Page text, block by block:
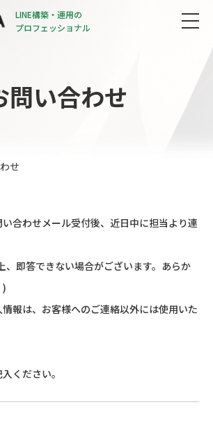
LINE構築・運用の
プロフェッショナル
問い合わせ
せ
い合わせメール受付後、近日中に担当より連
即答できない場合がございます。あらか
)
情報は、お客様へのご連絡以外には使用いた
ください。